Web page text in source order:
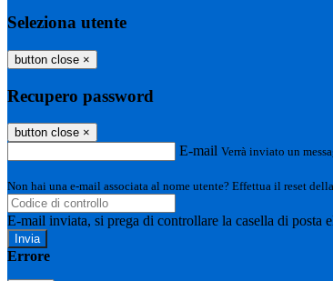
Seleziona utente
button close ×
Recupero password
button close ×
E-mail Verrà inviato un
Non hai una e-mail associata al nome utente? Effettua il reset
E-mail inviata, si prega di controllare la casella di posta
Errore